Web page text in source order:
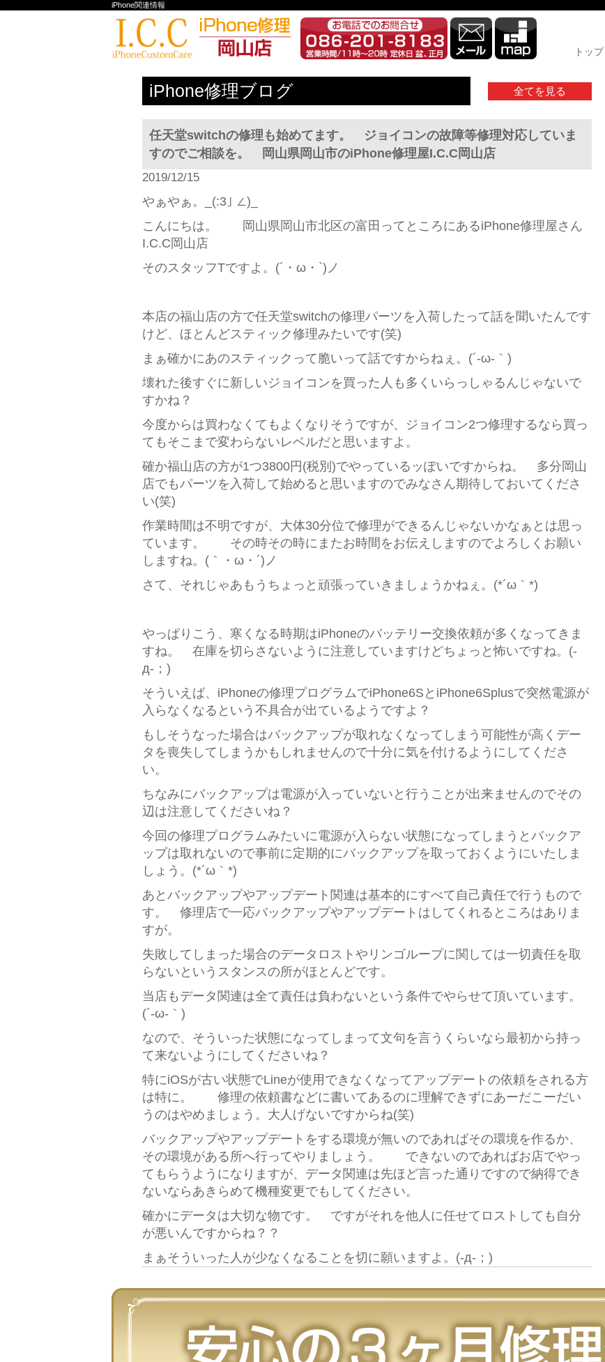
iPhone関連情報
トップ
iPhone修理ブログ 全てを見る
任天堂switchの修理も始めてます。 ジョイコンの故障等修理対応していま
すのでご相談を。 岡山県岡山市のiPhone修理屋I.C.C岡山店
2019/12/15
やぁやぁ。_(:3｣ ∠)_
こんにちは。 岡山県岡山市北区の富田ってところにあるiPhone修理屋さん
I.C.C岡山店
そのスタッフTですよ。(´・ω・`)ノ
本店の福山店の方で任天堂switchの修理パーツを入荷したって話を聞いたんです
けど、ほとんどスティック修理みたいです(笑)
まぁ確かにあのスティックって脆いって話ですからねぇ。(´-ω-｀)
壊れた後すぐに新しいジョイコンを買った人も多くいらっしゃるんじゃないで
すかね？
今度からは買わなくてもよくなりそうですが、ジョイコン2つ修理するなら買っ
てもそこまで変わらないレベルだと思いますよ。
確か福山店の方が1つ3800円(税別)でやっているッぽいですからね。 多分岡山
店でもパーツを入荷して始めると思いますのでみなさん期待しておいてくださ
い(笑)
作業時間は不明ですが、大体30分位で修理ができるんじゃないかなぁとは思っ
ています。 その時その時にまたお時間をお伝えしますのでよろしくお願い
しますね。(｀・ω・´)ノ
さて、それじゃあもうちょっと頑張っていきましょうかねぇ。(*´ω｀*)
やっぱりこう、寒くなる時期はiPhoneのバッテリー交換依頼が多くなってきま
すね。 在庫を切らさないように注意していますけどちょっと怖いですね。(-
д-；)
そういえば、iPhoneの修理プログラムでiPhone6SとiPhone6Splusで突然電源が
入らなくなるという不具合が出ているようですよ？
もしそうなった場合はバックアップが取れなくなってしまう可能性が高くデー
タを喪失してしまうかもしれませんので十分に気を付けるようにしてくださ
い。
ちなみにバックアップは電源が入っていないと行うことが出来ませんのでその
辺は注意してくださいね？
今回の修理プログラムみたいに電源が入らない状態になってしまうとバックア
ップは取れないので事前に定期的にバックアップを取っておくようにいたしま
しょう。(*´ω｀*)
あとバックアップやアップデート関連は基本的にすべて自己責任で行うもので
す。 修理店で一応バックアップやアップデートはしてくれるところはありま
すが。
失敗してしまった場合のデータロストやリンゴループに関しては一切責任を取
らないというスタンスの所がほとんどです。
当店もデータ関連は全て責任は負わないという条件でやらせて頂いています。
(´-ω-｀)
なので、そういった状態になってしまって文句を言うくらいなら最初から持っ
て来ないようにしてくださいね？
特にiOSが古い状態でLineが使用できなくなってアップデートの依頼をされる方
は特に。 修理の依頼書などに書いてあるのに理解できずにあーだこーだい
うのはやめましょう。大人げないですからね(笑)
バックアップやアップデートをする環境が無いのであればその環境を作るか、
その環境がある所へ行ってやりましょう。 できないのであればお店でやっ
てもらうようになりますが、データ関連は先ほど言った通りですので納得でき
ないならあきらめて機種変更でもしてください。
確かにデータは大切な物です。 ですがそれを他人に任せてロストしても自分
が悪いんですからね？？
まぁそういった人が少なくなることを切に願いますよ。(-д-；)